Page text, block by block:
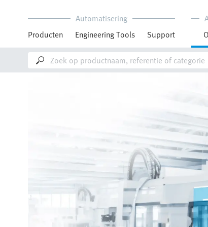
Automatisering
Producten
Engineering Tools Support